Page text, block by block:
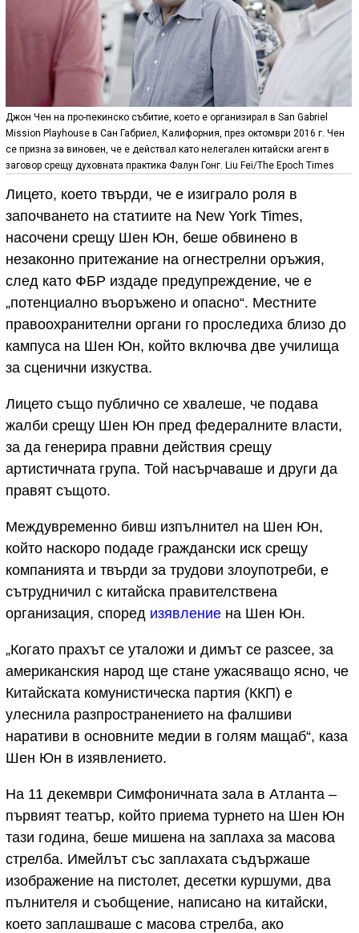
Джон Чен на про-пекинско събитие, което е организирал в San Gabriel
Mission Playhouse в Сан Габриел, Калифорния, през октомври 2016 г. Чен
се призна за виновен, че е действал като нелегален китайски агент в
заговор срещу духовната практика Фалун Гонг. Liu Fei/The Epoch Times
Лицето, което твърди, че е изиграло роля в
започването на статиите на New York Times,
насочени срещу Шен Юн, беше обвинено в
незаконно притежание на огнестрелни оръжия,
след като ФБР издаде предупреждение, че е
„потенциално въоръжено и опасно“. Местните
правоохранителни органи го проследиха близо до
кампуса на Шен Юн, който включва две училища
за сценични изкуства.
Лицето също публично се хвалеше, че подава
жалби срещу Шен Юн пред федералните власти,
за да генерира правни действия срещу
артистичната група. Той насърчаваше и други да
правят същото.
Междувременно бивш изпълнител на Шен Юн,
който наскоро подаде граждански иск срещу
компанията и твърди за трудови злоупотреби, е
сътрудничил с китайска правителствена
организация, според изявление на Шен Юн.
„Когато прахът се уталожи и димът се разсее, за
американския народ ще стане ужасяващо ясно, че
Китайската комунистическа партия (ККП) е
улеснила разпространението на фалшиви
наративи в основните медии в голям мащаб“, каза
Шен Юн в изявлението.
На 11 декември Симфоничната зала в Атланта –
първият театър, който приема турнето на Шен Юн
тази година, беше мишена на заплаха за масова
стрелба. Имейлът със заплахата съдържаше
изображение на пистолет, десетки куршуми, два
пълнителя и съобщение, написано на китайски,
което заплашваше с масова стрелба, ако